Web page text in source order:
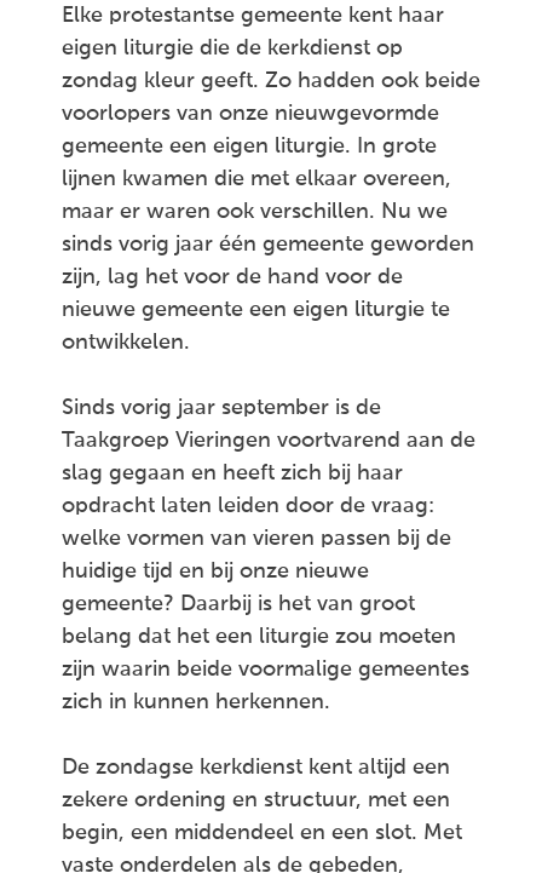
Elke protestantse gemeente kent haar
eigen liturgie die de kerkdienst op
zondag kleur geeft. Zo hadden ook beide
voorlopers van onze nieuwgevormde
gemeente een eigen liturgie. In grote
lijnen kwamen die met elkaar overeen,
maar er waren ook verschillen. Nu we
sinds vorig jaar één gemeente geworden
zijn, lag het voor de hand voor de
nieuwe gemeente een eigen liturgie te
ontwikkelen.
Sinds vorig jaar september is de
Taakgroep Vieringen voortvarend aan de
slag gegaan en heeft zich bij haar
opdracht laten leiden door de vraag:
welke vormen van vieren passen bij de
huidige tijd en bij onze nieuwe
gemeente? Daarbij is het van groot
belang dat het een liturgie zou moeten
zijn waarin beide voormalige gemeentes
zich in kunnen herkennen.
De zondagse kerkdienst kent altijd een
zekere ordening en structuur, met een
begin, een middendeel en een slot. Met
vaste onderdelen als de gebeden,